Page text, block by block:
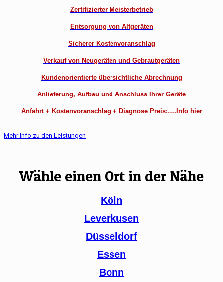
Zertifizierter Meisterbetrieb
Entsorgung von Altgeräten
Sicherer Kostenvoranschlag
Verkauf von Neugeräten und Gebrautgeräten
Kundenorientierte übersichtliche Abrechnung
Anlieferung, Aufbau und Anschluss Ihrer Geräte
Anfahrt + Kostenvoranschlag + Diagnose Preis:….Info hier
Mehr Info zu den Leistungen
Wähle einen Ort in der Nähe
Köln
Leverkusen
Düsseldorf
Essen
Bonn